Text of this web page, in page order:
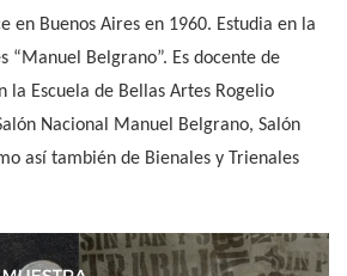
en Buenos Aires en 1960. Estudia en la
“Manuel Belgrano”. Es docente de
la Escuela de Bellas Artes Rogelio
Nacional Manuel Belgrano, Salón
así también de Bienales y Trienales